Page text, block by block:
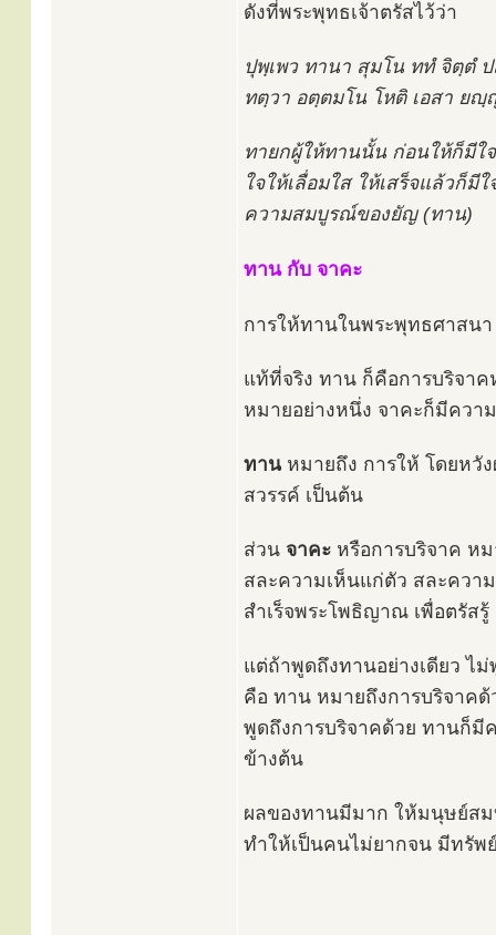
ดังที่พระพุทธเจ้าตรัสไว้ว่า
ปุพฺเพว ทานา สุมโน ททํ จิตฺตํ ป
ทตฺวา อตฺตมโน โหติ เอสา ย
ทายกผู้ให้ทานนั้น ก่อนให้ก็มีใ
ใจให้เลื่อมใส ให้เสร็จแล้วก็มี
ความสมบูรณ์ของยัญ (ทาน)
ทาน กับ จาคะ
การให้ทานในพระพุทธศาสน
แท้ที่จริง ทาน ก็คือการบริจา
หมายอย่างหนึ่ง จาคะก็มีควา
ทานหมายถึง การให้ โดยหวั
สวรรค์ เป็นต้น
ส่วน จาคะ หรือการบริจาค ห
สละความเห็นแก่ตัว สละควา
สำเร็จพระโพธิญาณ เพื่อตรัส
แต่ถ้าพูดถึงทานอย่างเดียว ไ
คือ ทาน หมายถึงการบริจาค
พูดถึงการบริจาคด้วย ทานก็มี
ข้างต้น
ผลของทานมีมาก ให้มนุษย์ส
ทำให้เป็นคนไม่ยากจน มีทรัพ